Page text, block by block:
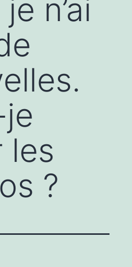
n’ai
les
?